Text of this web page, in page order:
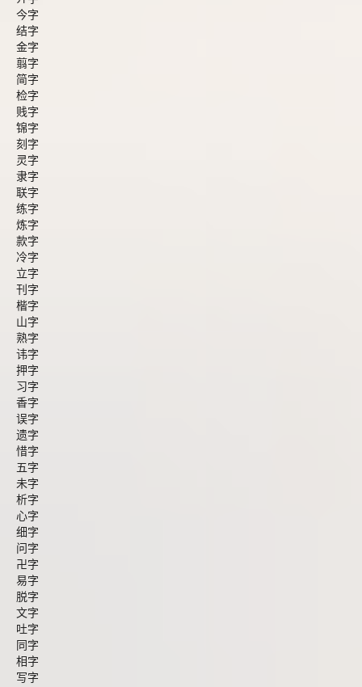
今字
结字
金字
翦字
简字
检字
贱字
锦字
刻字
灵字
隶字
联字
练字
炼字
款字
冷字
立字
刊字
楷字
山字
熟字
讳字
押字
习字
香字
误字
遗字
惜字
五字
未字
析字
心字
细字
问字
卍字
易字
脱字
文字
吐字
同字
相字
写字